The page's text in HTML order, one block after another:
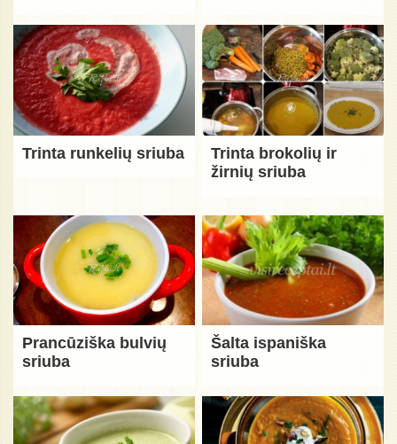
Trinta runkelių sriuba
Trinta brokolių ir
žirnių sriuba
Prancūziška bulvių
sriuba
Šalta ispaniška
sriuba